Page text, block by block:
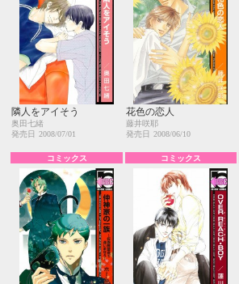
隣人をアイそう
奥田七緒
発売日
2008/07/01
花色の恋人
藤井咲耶
発売日
2008/06/10
コミックス コミックス